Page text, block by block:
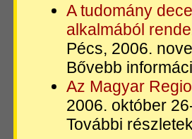
A tudomány
alkalmából
Pécs, 2006.
Bővebb
Az Magyar
2006. október
További